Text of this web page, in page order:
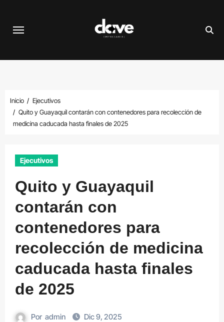
contenido
Inicio
Ejecutivos
Quito y Guayaquil contarán con contenedores para recolección de
medicina caducada hasta finales de 2025
Ejecutivos
Quito y Guayaquil
contarán con
contenedores para
recolección de medicina
caducada hasta finales
de 2025
Por admin Dic 9, 2025